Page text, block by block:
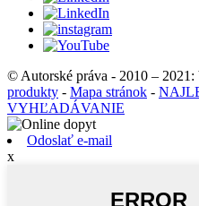
© Autorské práva - 2010 – 2021:
produkty - Mapa stránok -
VYHĽADÁVANIE
Odoslať e-mail
x